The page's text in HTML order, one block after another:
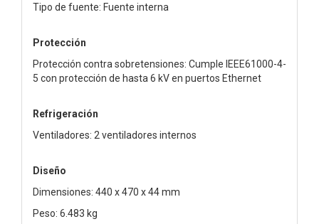
Tipo de fuente: Fuente interna
Protección
Protección contra sobretensiones: Cumple IEEE61000-4-
5 con protección de hasta 6 kV en puertos Ethernet
Refrigeración
Ventiladores: 2 ventiladores internos
Diseño
Dimensiones: 440 x 470 x 44 mm
Peso: 6.483 kg